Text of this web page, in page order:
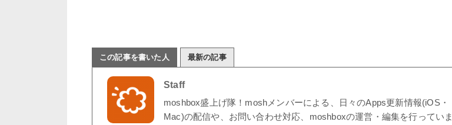
この記事を書いた人 最新の記事
Staff
moshbox盛上げ隊！moshメンバーによる、日々のApps更新情報(iOS・
Mac)の配信や、お問い合わせ対応、moshboxの運営・編集を行っていま